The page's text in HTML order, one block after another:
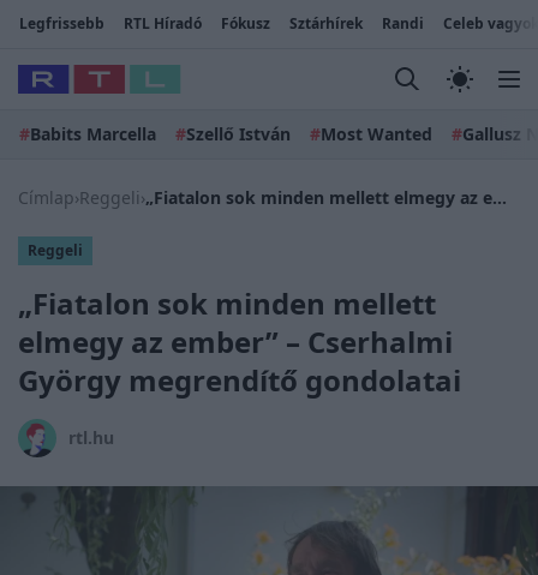
Legfrissebb RTL Híradó Fókusz Sztárhírek Randi Celeb
#Babits Marcella #Szellő István #Most Wanted #Gallusz
Címlap›Reggeli› „Fiatalon sok minden mellett elmegy az ember” – Cserhalmi György megrendítő gondolatai
Reggeli
„Fiatalon sok minden mellett
elmegy az ember” – Cserhalmi
György megrendítő gondolatai
rtl.hu